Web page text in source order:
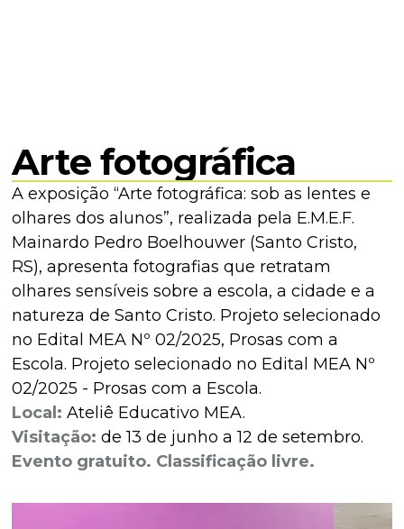
Arte fotográfica
A exposição “Arte fotográfica: sob as lentes e
olhares dos alunos”, realizada pela E.M.E.F.
Mainardo Pedro Boelhouwer (Santo Cristo,
RS), apresenta fotografias que retratam
olhares sensíveis sobre a escola, a cidade e a
natureza de Santo Cristo. Projeto selecionado
no Edital MEA Nº 02/2025, Prosas com a
Escola. Projeto selecionado no Edital MEA Nº
02/2025 - Prosas com a Escola.
Local: Ateliê Educativo MEA.
Visitação:de 13 de junho a 12 de setembro.
Evento gratuito. Classificação livre.